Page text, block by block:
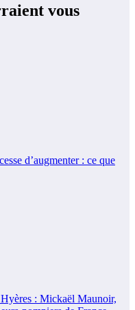
vous
d’augmenter : ce que
: Mickaël Maunoir,